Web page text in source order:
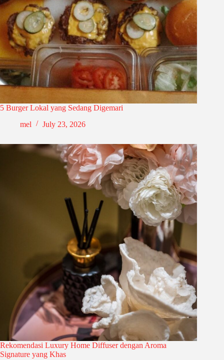
5 Burger Lokal yang Sedang Digemari
mel
July 23, 2026
Rekomendasi Luxury Home Diffuser dengan Aroma
Signature yang Khas